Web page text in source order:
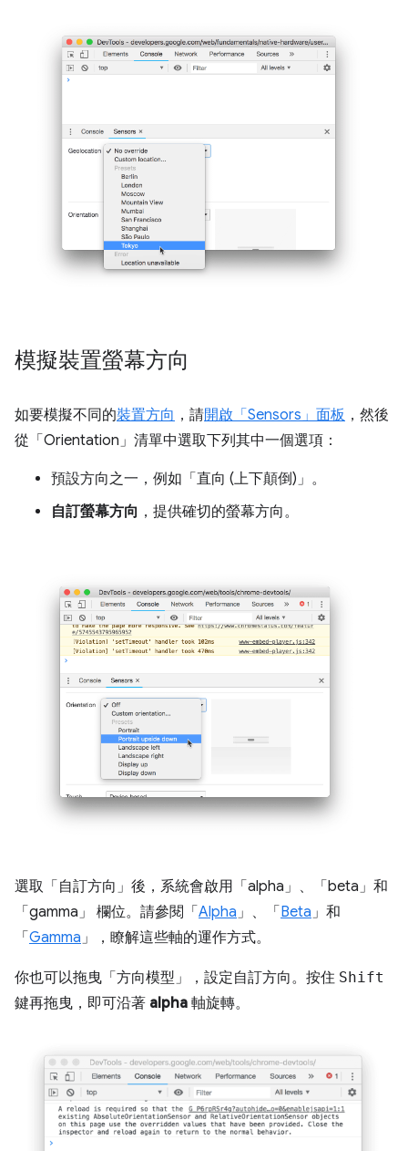
模擬裝置螢幕方向
如要模擬不同的裝置方向 ，請開啟「Sensors」 面板 ，然後
從「Orientation」 清單中選取下列其中一個選項：
預設方向之一，例如「直向 (上下顛倒)」 。
自訂螢幕方向 ，提供確切的螢幕方向。
選取「自訂方向」 後，系統會啟用「alpha」 、「beta」 和
「gamma」
欄位。請參閱「 Alpha」、「 Beta」和
「 Gamma」，瞭解這些軸的運作方式。
你也可以拖曳「方向模型」 ，設定自訂方向。按住 Shift
鍵再拖曳，即可沿著 alpha 軸旋轉。